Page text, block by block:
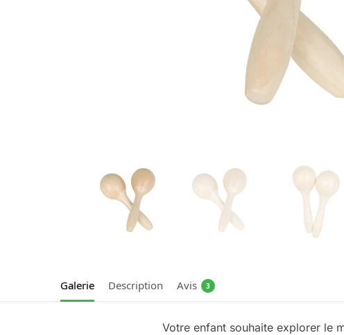
Galerie Description Avis 3
Votre enfant souhaite explorer le